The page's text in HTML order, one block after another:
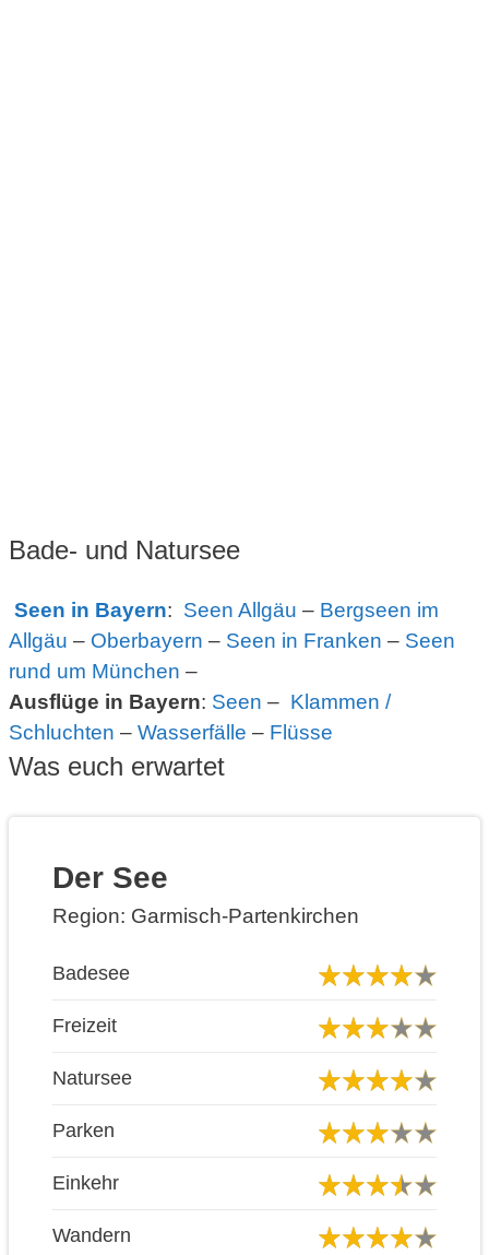
Bade- und Natursee
Seen in Bayern: Seen Allgäu – Bergseen im
Allgäu – Oberbayern – Seen in Franken – Seen
rund um München –
Ausflüge in Bayern: Seen – Klammen /
Schluchten – Wasserfälle – Flüsse
Was euch erwartet
Der See
Region: Garmisch-Partenkirchen
Badesee
Freizeit
Natursee
Parken
Einkehr
Wandern